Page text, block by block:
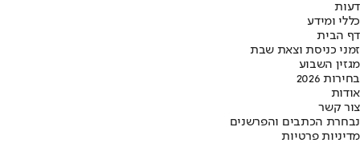
דעות
כללי ומידע
דף הבית
זמני כניסת וצאת שבת
מגזין השבוע
בחירות 2026
אודות
צור קשר
נבחרת הכתבים והפרשנים
מדיניות פרטיות